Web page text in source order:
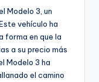
Modelo 3, un
vehículo ha
forma en que la
a su precio más
Modelo 3 ha
el camino